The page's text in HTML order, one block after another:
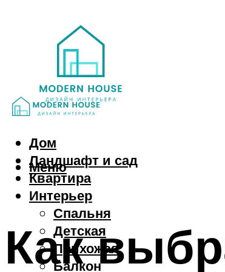
Дом
Ландшафт и сад
Квартира
Интерьер
Спальня
Детская
Прихожая
Балкон
Меню
Как